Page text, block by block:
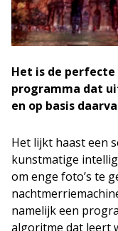
Het is de
programma dat
en op basis
Het lijkt haast een
kunstmatige
om enge foto’s te
namelijk een
algoritme dat leert